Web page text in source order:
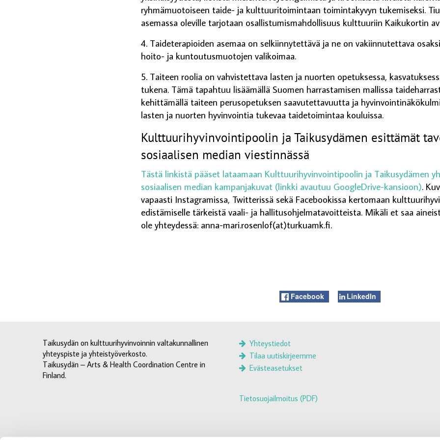
ryhmämuotoiseen taide- ja kulttuuritoimintaan toimintakyvyn tukemiseksi.
asemassa oleville tarjotaan osallistumismahdollisuus kulttuuriin Kaikukortin
4. Taideterapioiden asemaa on selkiinnytettävä ja ne on vakiinnutettava
hoito- ja kuntoutusmuotojen valikoimaa.
5. Taiteen roolia on vahvistettava lasten ja nuorten opetuksessa,
tukena. Tämä tapahtuu lisäämällä Suomen harrastamisen mallissa
kehittämällä taiteen perusopetuksen saavutettavuutta ja
lasten ja nuorten hyvinvointia tukevaa taidetoimintaa kouluissa.
Kulttuurihyvinvointipoolin ja Taikusydämen esittämät
sosiaalisen median viestinnässä
Tästä linkistä pääset lataamaan Kulttuurihyvinvointipoolin ja Taikusydämen
sosiaalisen median kampanjakuvat (linkki avautuu GoogleDrive-kansioon).
vapaasti Instagramissa, Twitterissä sekä Facebookissa kertomaan
edistämiselle tärkeistä vaali- ja hallitusohjelmatavoitteista. Mikäli et saa
ole yhteydessä: anna-mari.rosenlof(at)turkuamk.fi.
Facebook LinkedIn
Taikusydän on kulttuurihyvinvoinnin valtakunnallinen
yhteyspiste ja yhteistyöverkosto.
Taikusydän – Arts & Health Coordination Centre in
Finland.
Yhteystiedot
Tilaa uutiskirjeemme
Evästeasetukset
Tietosuojailmoitus (PDF)